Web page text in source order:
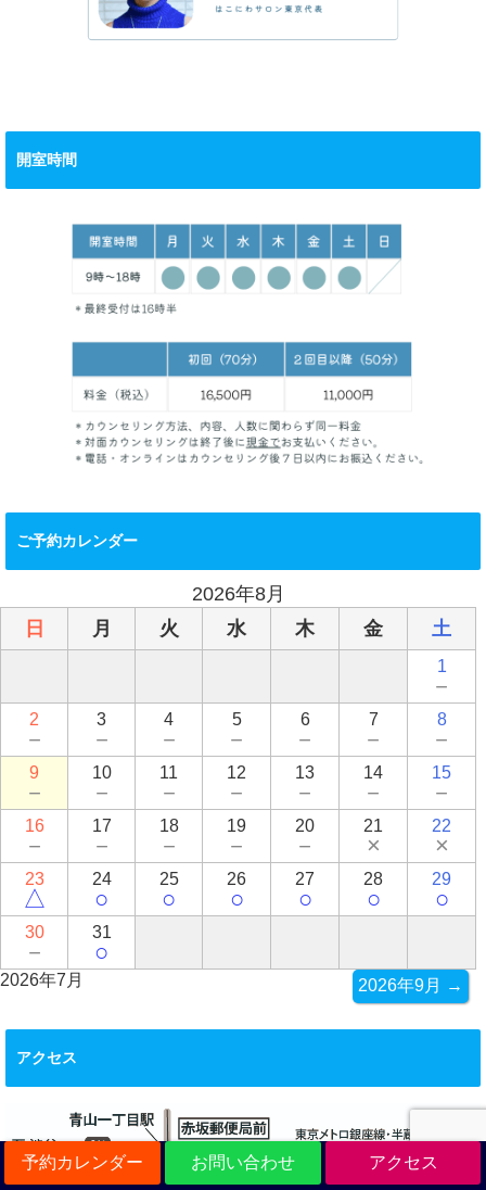
予約カレンダー お問い合わせ アクセス
開室時間
ご予約カレンダー
2026年8月
日
月 火 水 木 金 土
1
－
2
－
3
－
4
－
5
－
6
－
7
－
8
－
9
－
10
－
11
－
12
－
13
－
14
－
15
－
16
－
17
－
18
－
19
－
20
－
21
×
22
×
23
△
24
○
25
○
26
○
27
○
28
○
29
○
30
－
31
○
2026年7月 2026年9月 →
アクセス